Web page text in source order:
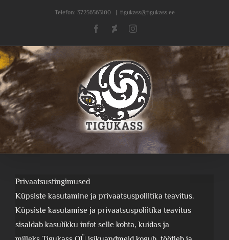
Telefon: 37256563100 | tigukass@tigukass.ee
FacebookDeviantartInstagram
Privaatsustingimused
Küpsiste kasutamine ja privaatsuspoliitika teavitus.
Küpsiste kasutamise ja privaatsuspoliitika teavitus
sisaldab kasulikku infot selle kohta, kuidas ja